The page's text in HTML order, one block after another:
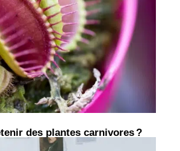
des plantes carnivores ?